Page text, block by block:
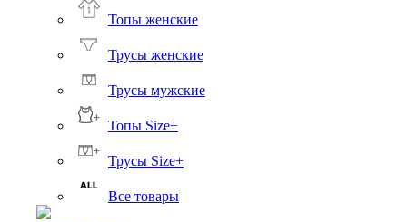
Топы женские
Трусы женские
Трусы мужские
Топы Size+
Трусы Size+
Все товары